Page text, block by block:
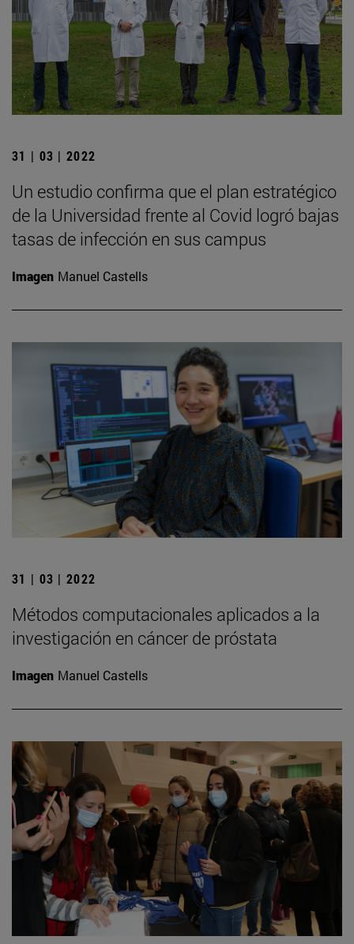
31 | 03 | 2022
Un estudio confirma que el plan estratégico
de la Universidad frente al Covid logró bajas
tasas de infección en sus campus
Imagen Manuel Castells
31 | 03 | 2022
Métodos computacionales aplicados a la
investigación en cáncer de próstata
Imagen Manuel Castells